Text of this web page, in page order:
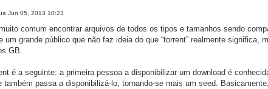
Jun 05, 2013 10:23
comum encontrar arquivos de todos os tipos e tamanhos sendo
um grande público que não faz ideia do que “torrent” realmente
GB.
é a seguinte: a primeira pessoa a disponibilizar um download é
também passa a disponibilizá-lo, tornando-se mais um seed.